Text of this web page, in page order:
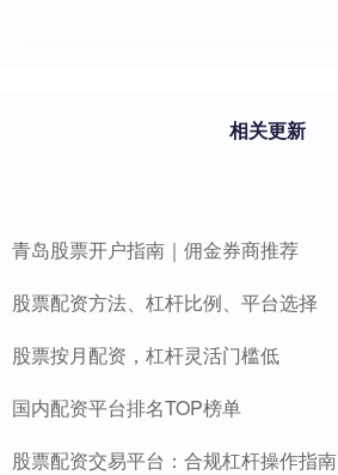
相关更新
青岛股票开户指南｜佣金券商推荐
股票配资方法、杠杆比例、平台选择
股票按月配资，杠杆灵活门槛低
国内配资平台排名TOP榜单
股票配资交易平台：合规杠杆操作指南